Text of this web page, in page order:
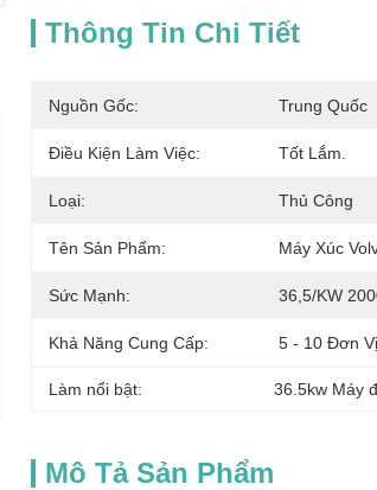
Thông Tin Chi Tiết
Nguồn Gốc: Trung Quốc
Điều Kiện Làm Việc: Tốt Lắm.
Loại: Thủ Công
Tên Sản Phẩm: Máy Xúc
Sức Mạnh: 36,5/kW
Khả Năng Cung Cấp: 5 - 10 Đơn
Làm nổi bật: 36.5kw Máy
Mô Tả Sản Phẩm